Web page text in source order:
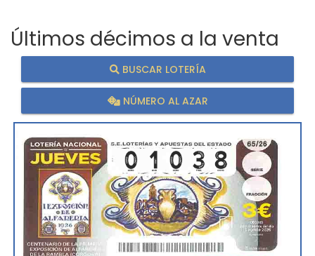
Últimos décimos a la venta
BUSCAR LOTERÍA
NÚMERO AL AZAR